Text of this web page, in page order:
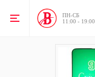
ПН-CБ
11:00 - 19:00